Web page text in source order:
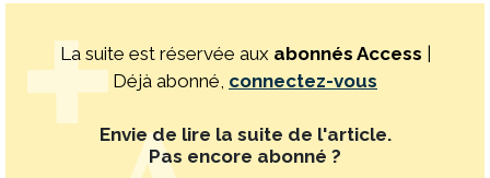
La suite est réservée aux abonnés Access |
Déjà abonné, connectez-vous
Envie de lire la suite de l'article.
Pas encore abonné ?